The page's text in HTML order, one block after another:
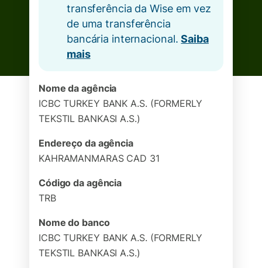
transferência da Wise em vez
de uma transferência
bancária internacional.Saiba
mais
Nome da agência
ICBC TURKEY BANK A.S. (FORMERLY
TEKSTIL BANKASI A.S.)
Endereço da agência
KAHRAMANMARAS CAD 31
Código da agência
TRB
Nome do banco
ICBC TURKEY BANK A.S. (FORMERLY
TEKSTIL BANKASI A.S.)